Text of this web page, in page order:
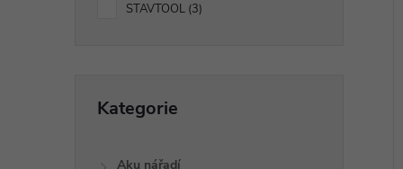
STAVTOOL 3
kategorie
Kategorie
Aku nářadí